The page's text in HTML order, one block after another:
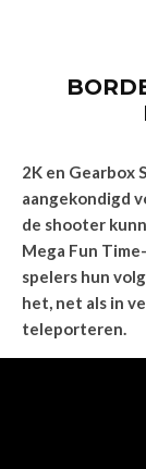
2K en Gearbox
aangekondigd
de shooter
Mega Fun
spelers hun
het, net als in
teleporteren.